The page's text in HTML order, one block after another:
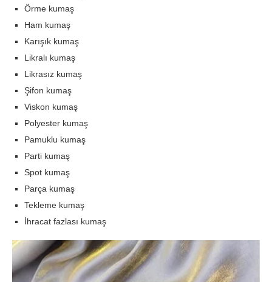
Örme kumaş
Ham kumaş
Karışık kumaş
Likralı kumaş
Likrasız kumaş
Şifon kumaş
Viskon kumaş
Polyester kumaş
Pamuklu kumaş
Parti kumaş
Spot kumaş
Parça kumaş
Tekleme kumaş
İhracat fazlası kumaş